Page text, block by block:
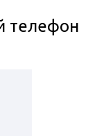
телефон